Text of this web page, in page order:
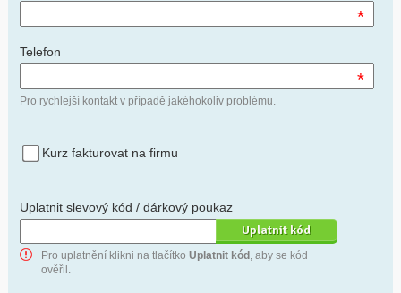
*
Telefon
*
Pro rychlejší kontakt v případě jakéhokoliv problému.
Kurz fakturovat na firmu
Uplatnit slevový kód / dárkový poukaz
Pro uplatnění klikni na tlačítko Uplatnit kód , aby se kód
ověřil.